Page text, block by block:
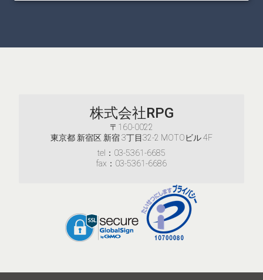
株式会社RPG
〒160-0022
東京都 新宿区 新宿 3丁目32-2 MOTOビル 4F
tel：03-5361-6685
fax：03-5361-6686